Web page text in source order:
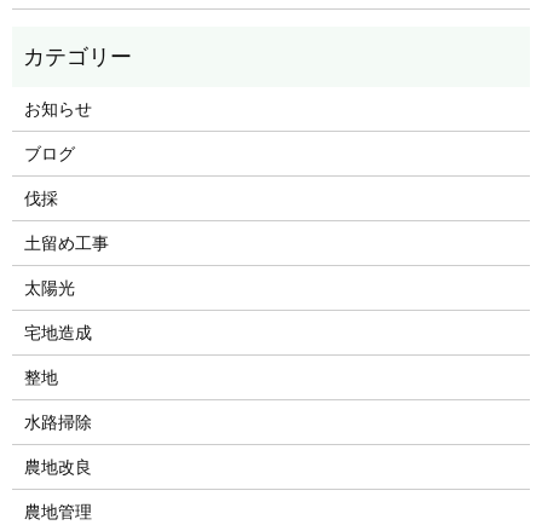
お知らせ
ブログ
伐採
土留め工事
太陽光
宅地造成
整地
水路掃除
農地改良
農地管理